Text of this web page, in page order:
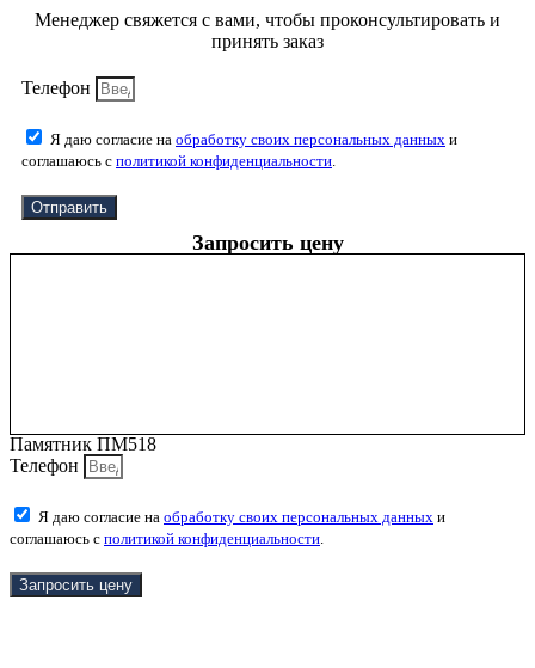
Менеджер свяжется с вами, чтобы проконсультировать и
принять заказ
Телефон
Я даю согласие на обработку своих персональных данных и
соглашаюсь с политикой конфиденциальности
Отправить
Запросить цену
Памятник ПМ518
Телефон
Я даю согласие на обработку своих персональных данных и
соглашаюсь с политикой конфиденциальности
Запросить цену